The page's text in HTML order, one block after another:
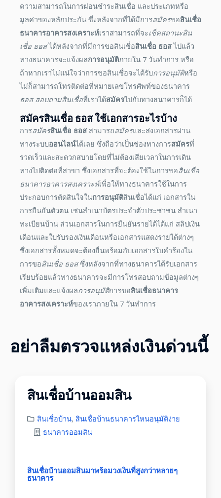
ความสามารถในการผ่อนชำระสินเชื่อ และประเภทหรือ
มูลค่าของหลักประกัน ซึ่งหลังจากที่ได้มีการสมัครขอสินเชื่อ
ธนาคารอาคารสงเคราะห์เราสามารถที่จะเช็คสถานะสิน
เชื่อ ธอสได้หลังจากที่มีการขอสินเชื่อสินเชื่อ ธอสไปแล้ว
ทางธนาคารจะแจ้งผลการอนุมัติภายใน 7 วันทำการ หรือ
ถ้าหากเราไม่แน่ใจว่าการขอสินเชื่อจะได้รับการอนุมัติหรือ
ไม่ก็สามารถโทรติดต่อที่หมายเลขโทรศัพท์ของธนาคาร
ธอส สอบถามสินเชื่อที่เราได้สมัครไปกับทางธนาคารก็ได้
สมัครสินเชื่อ ธอสใช้เอกสารอะไรบ้าง
การสมัครสินเชื่อ ธอส สามารถสมัครและส่งเอกสารผ่าน
ทางระบบออนไลน์ได้เลย ซึ่งถือว่าเป็นช่องทางการสมัครที่
รวดเร็วและสะดวกสบายโดยที่ไม่ต้องเสียเวลาในการเดิน
ทางไปติดต่อที่สาขา ซึ่งเอกสารที่จะต้องใช้ในการขอสินเชื่อ
ธนาคารอาคารสงเคราะห์เพื่อให้ทางธนาคารใช้ในการ
ประกอบการตัดสินใจในการอนุมัติสินเชื่อได้แก่ เอกสารใน
การยืนยันตัวตน เช่นสำเนาบัตรประจำตัวประชาชน สำเนา
ทะเบียนบ้าน ส่วนเอกสารในการยืนยันรายได้ได้แก่ สลิปเงิน
เดือนและใบรับรองเงินเดือนหรือเอกสารแสดงรายได้ต่างๆ
ซึ่งเอกสารทั้งหมดจะต้องยื่นพร้อมกับเอกสารใบคำร้องใน
การขอสินเชื่อ ธอสซึ่งหลังจากที่ทางธนาคารได้รับเอกสาร
เรียบร้อยแล้วทางธนาคารจะมีการโทรสอบถามข้อมูลต่างๆ
เพิ่มเติมและแจ้งผลการอนุมัติการขอสินเชื่อธนาคาร
อาคารสงเคราะห์ของเราภายใน 7 วันทำการ
อย่าลืมตรวจแหล่งเงินด่วนนี้
สินเชื่อบ้านออมสิน
สินเชื่อบ้าน, สินเชื่อบ้านธนาคารไหนอนุมัติง่าย
ธนาคารออมสิน
สินเชื่อบ้านออมสินมาพร้อมวงเงินที่สูงกว่าหลายๆ
ธนาคาร